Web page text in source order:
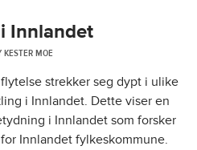
Innlandet
KESTER MOE
strekker seg dypt i ulike
i Innlandet. Dette viser en
i Innlandet som forsker
Innlandet fylkeskommune.